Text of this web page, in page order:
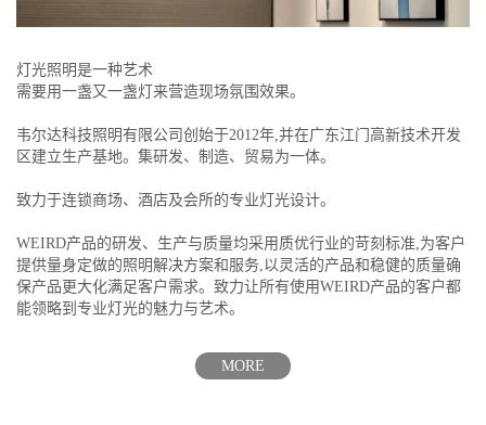
灯光照明是一种艺术
需要用一盏又一盏灯来营造现场氛围效果。
韦尔达科技照明有限公司创始于2012年,并在广东江门高新技术开发
区建立生产基地。集研发、制造、贸易为一体。
致力于连锁商场、酒店及会所的专业灯光设计。
WEIRD产品的研发、生产与质量均采用质优行业的苛刻标准,为客户
提供量身定做的照明解决方案和服务,以灵活的产品和稳健的质量确
保产品更大化满足客户需求。致力让所有使用WEIRD产品的客户都
能领略到专业灯光的魅力与艺术。
MORE